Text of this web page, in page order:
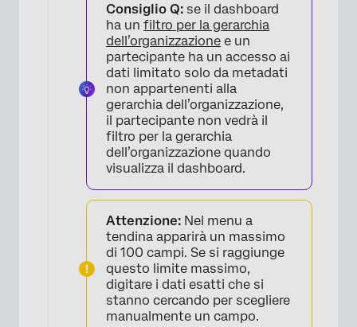
Consiglio Q: se il dashboard
ha un filtro per la gerarchia
dell’organizzazione e un
partecipante ha un accesso ai
dati limitato solo da metadati
non appartenenti alla
gerarchia dell’organizzazione,
il partecipante non vedrà il
filtro per la gerarchia
dell’organizzazione quando
visualizza il dashboard.
Attenzione: Nel menu a
tendina apparirà un massimo
di 100 campi. Se si raggiunge
questo limite massimo,
digitare i dati esatti che si
stanno cercando per scegliere
manualmente un campo.